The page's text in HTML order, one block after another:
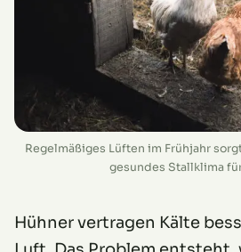
Regelmäßiges Lüften im Frühjahr
gesundes Stallklima
Hühner vertragen Kälte